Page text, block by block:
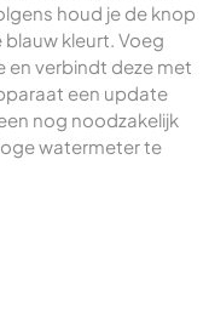
houd je de knop
kleurt. Voeg
en verbindt deze met
een update
nog noodzakelijk
watermeter te